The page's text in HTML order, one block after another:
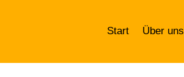
Start Über uns